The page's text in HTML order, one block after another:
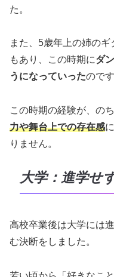
た。
また、5歳年上の姉の
もあり、この時期にダ
うになっていったのです
この時期の経験が、の
力や舞台上での存在感
りません。
大学：進学せ
高校卒業後は大学には
む決断をしました。